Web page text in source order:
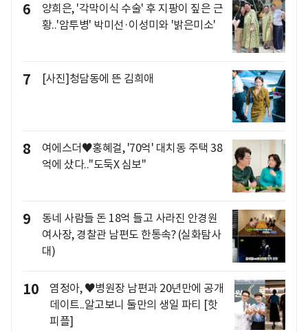
6
양희은, '각막이식 수술' 후 지팡이 짚은 근
황..'암투병' 박미선·이성미와 '밝은미소'
7 [사진]청담동에 뜬 김희애
8
여에스더♥홍혜걸, '70억' 대치동 주택 38
억에 샀다.."도둑X 심보"
9
동네 사람들 돈 18억 들고 사라진 안경원
여사장, 경찰관 남편도 한통속? (실화탐사
대)
10
염정아, ♥병원장 남편과 20년만에 공개
데이트..알고보니 둘만의 생일 파티 [핫
피플]